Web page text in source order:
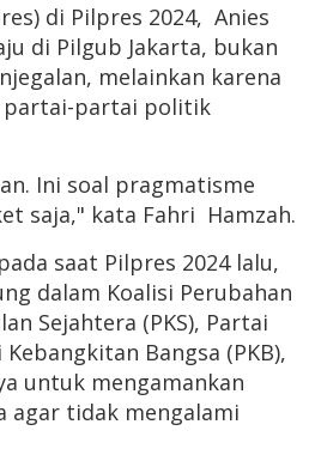
di Pilpres 2024, Anies
di Pilgub Jakarta, bukan
melainkan karena
partai-partai politik
Ini soal pragmatisme
saja," kata Fahri Hamzah.
saat Pilpres 2024 lalu,
dalam Koalisi Perubahan
Sejahtera (PKS), Partai
Bangsa (PKB),
untuk mengamankan
agar tidak mengalami